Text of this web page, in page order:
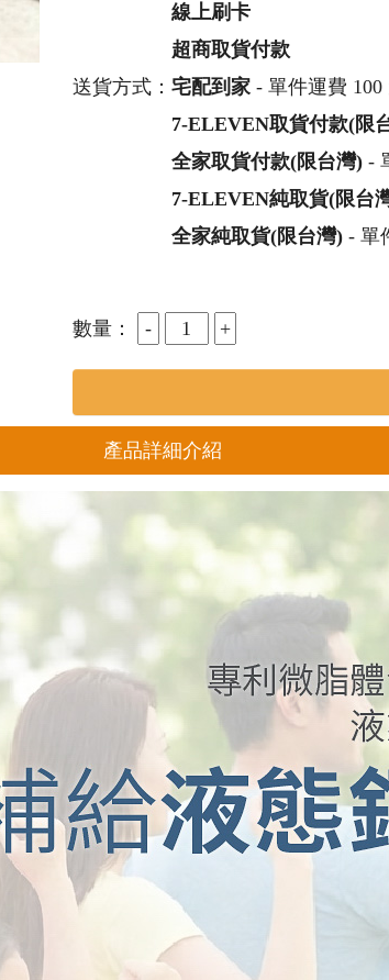
線上刷卡
超商取貨付款
送貨方式： 宅配到家- 單件運費 100
7-ELEVEN取貨付款(限
全家取貨付款(限台灣)-
7-ELEVEN純取貨(限台
全家純取貨(限台灣)- 單
數量：
產品詳細介紹